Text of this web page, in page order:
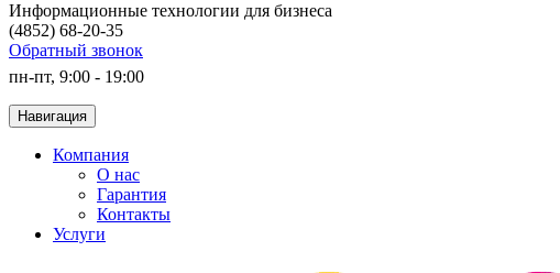
Информационные технологии для бизнеса
(4852) 68-20-35
Обратный звонок
пн-пт, 9:00 - 19:00
Навигация
Компания
О нас
Гарантия
Контакты
Услуги